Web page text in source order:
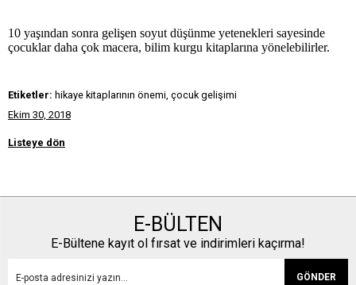
10 yaşından sonra gelişen soyut düşünme yetenekleri sayesinde
çocuklar daha çok macera, bilim kurgu kitaplarına yönelebilirler.
Etiketler: hikaye kitaplarının önemi, çocuk gelişimi
Ekim 30, 2018
Listeye dön
E-BÜLTEN
E-Bültene kayıt ol fırsat ve indirimleri kaçırma!
GÖNDER